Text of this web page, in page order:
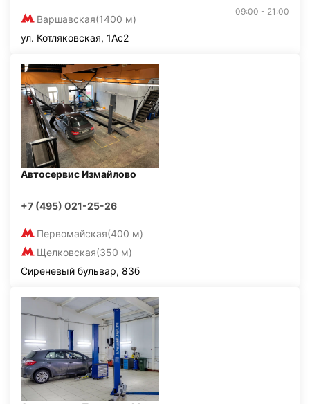
Варшавская(1400 м)
09:00 - 21:00
ул. Котляковская, 1Ас2
Автосервис Измайлово
+7 (495) 021-25-26
Первомайская(400 м)
Щелковская(350 м)
Сиреневый бульвар, 83б